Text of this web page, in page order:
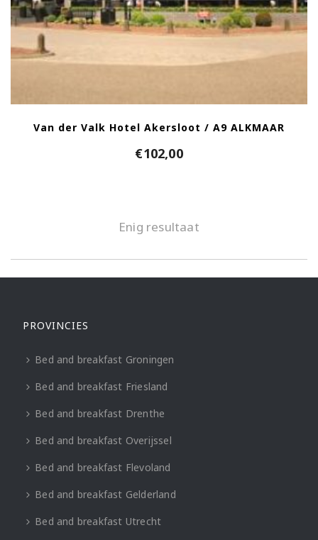
Van der Valk Hotel Akersloot / A9 ALKMAAR
€102,00
Enig resultaat
PROVINCIES
Bed and breakfast Groningen
Bed and breakfast Friesland
Bed and breakfast Drenthe
Bed and breakfast Overijssel
Bed and breakfast Flevoland
Bed and breakfast Gelderland
Bed and breakfast Utrecht